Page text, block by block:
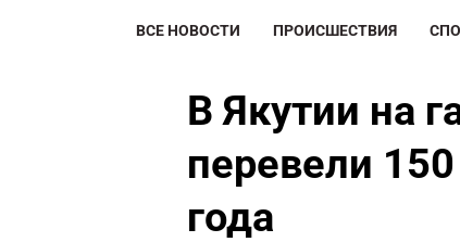
ВСЕ НОВОСТИ ПРОИСШЕСТВИЯ
В Якутии на
перевели
года